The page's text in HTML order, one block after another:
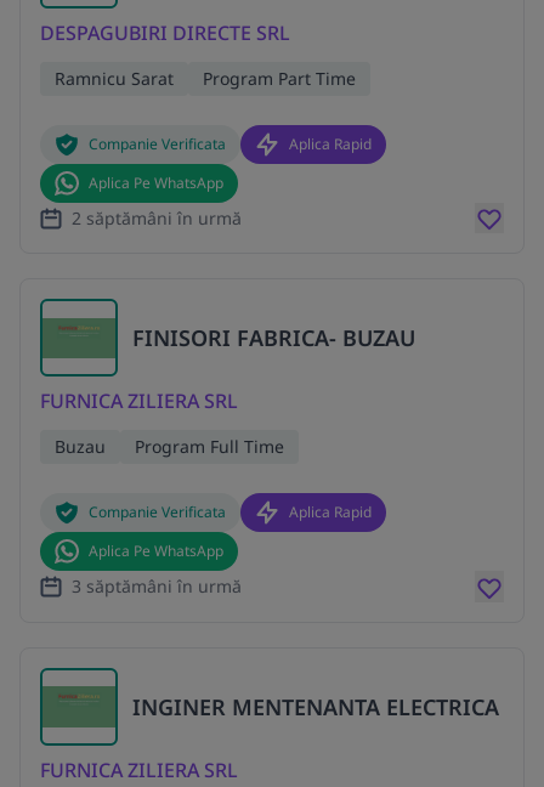
DESPAGUBIRI DIRECTE SRL
Ramnicu Sarat Program Part Time
Companie Verificata
Aplica Rapid
Aplica Pe WhatsApp
2 săptămâni în urmă
FINISORI FABRICA- BUZAU
FURNICA ZILIERA SRL
Buzau Program Full Time
Companie Verificata
Aplica Rapid
Aplica Pe WhatsApp
3 săptămâni în urmă
INGINER MENTENANTA ELECTRICA
FURNICA ZILIERA SRL